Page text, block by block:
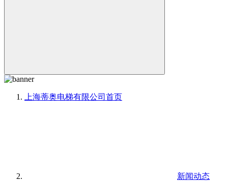
上海蒂奥电梯有限公司 首页
新闻动态